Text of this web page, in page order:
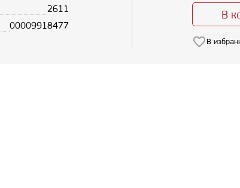
2611
00009918477
В
В